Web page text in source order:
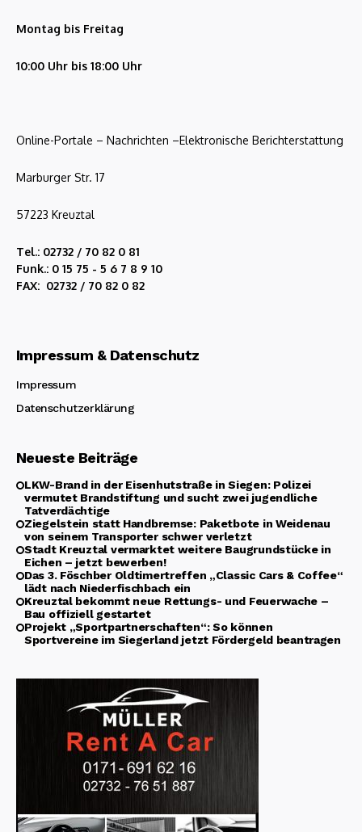
Montag bis Freitag
10:00 Uhr bis 18:00 Uhr
Online-Portale – Nachrichten –Elektronische Berichterstattung
Marburger Str. 17
57223 Kreuztal
Tel.: 02732 / 70 82 0 81
Funk.: 0 15 75 - 5 6 7 8 9 10
FAX: 02732 / 70 82 0 82
Impressum & Datenschutz
Impressum
Datenschutzerklärung
Neueste Beiträge
LKW-Brand in der Eisenhutstraße in Siegen: Polizei
vermutet Brandstiftung und sucht zwei jugendliche
Tatverdächtige
Ziegelstein statt Handbremse: Paketbote in Weidenau
von seinem Transporter schwer verletzt
Stadt Kreuztal vermarktet weitere Baugrundstücke in
Eichen – jetzt bewerben!
Das 3. Föschber Oldtimertreffen „Classic Cars & Coffee“
lädt nach Niederfischbach ein
Kreuztal bekommt neue Rettungs- und Feuerwache –
Bau offiziell gestartet
Projekt „Sportpartnerschaften“: So können
Sportvereine im Siegerland jetzt Fördergeld beantragen